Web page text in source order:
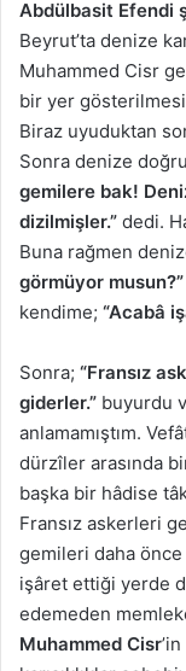
Abdülbasit Efendi
Beyrut’ta denize
Muhammed Cisr
bir yer
Biraz uyuduktan
Sonra denize
gemilere bak!
dizilmişler.” dedi.
Buna rağmen
görmüyor musun?”
kendime; “Acabâ
Sonra; “Fransız
giderler.” buyurdu
anlamamıştım.
dürzîler arasında
başka bir hâdise
Fransız askerleri
gemileri daha önce
işâret ettiği yerde
edemeden
Muhammed Cisr